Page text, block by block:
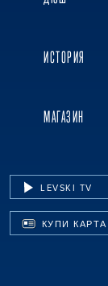
ИСТОРИЯ
МАГАЗИН
LEVSKI TV
КУПИ КАРТА